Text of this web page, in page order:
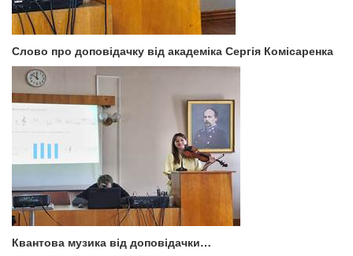
Слово про доповідачку від академіка Сергія Комісаренка
Квантова музика від доповідачки…